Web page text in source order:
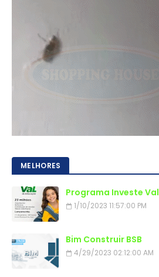
MELHORES
Programa Investe Val
1/10/2023 11:57:00 PM
Bim Construir BSB
4/29/2023 02:12:00 AM